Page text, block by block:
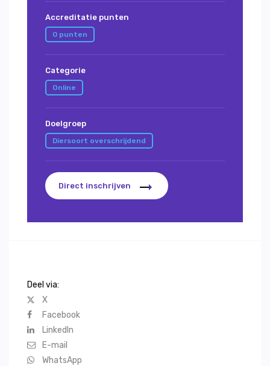
Accreditatie punten
0 punten
Categorie
Online
Doelgroep
Diersoort overschrijdend
Direct inschrijven
Deel via:
X
Facebook
LinkedIn
E-mail
WhatsApp